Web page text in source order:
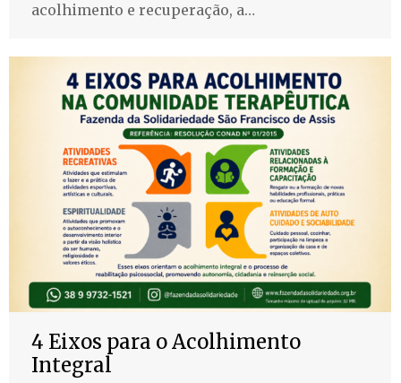
acolhimento e recuperação, a…
4 Eixos para o Acolhimento
Integral